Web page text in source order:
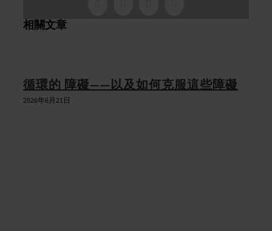
相關文章
循環的 障礙——以及如何克服這些障礙
2026年6月21日